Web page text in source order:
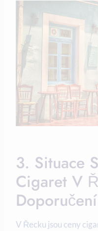
3. Situace
Cigaret V
V Řecku jsou ceny